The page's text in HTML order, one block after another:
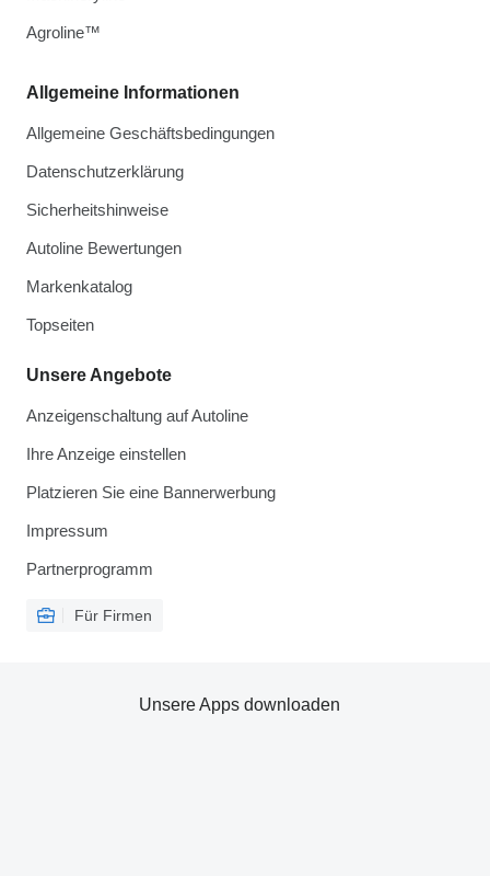
Allgemeine Informationen
Allgemeine Geschäftsbedingungen
Datenschutzerklärung
Sicherheitshinweise
Autoline Bewertungen
Markenkatalog
Topseiten
Unsere Angebote
Anzeigenschaltung auf Autoline
Ihre Anzeige einstellen
Platzieren Sie eine Bannerwerbung
Impressum
Partnerprogramm
Für Firmen
Agroline™
Unsere Apps downloaden